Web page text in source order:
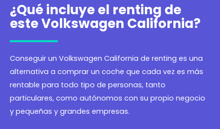
¿Qué incluye el renting de
este Volkswagen California?
Conseguir un Volkswagen California de renting es una
alternativa a comprar un coche que cada vez es más
rentable para todo tipo de personas, tanto
particulares, como autónomos con su propio negocio
y pequeñas y grandes empresas.